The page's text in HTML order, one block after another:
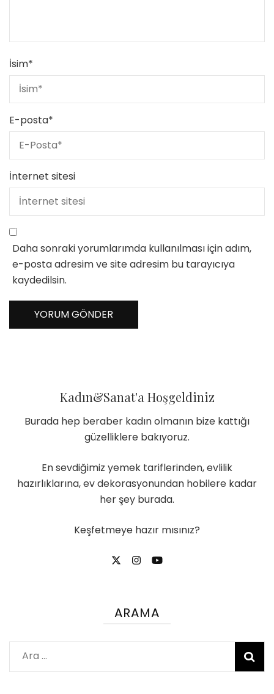
İsim*
E-posta*
İnternet sitesi
Daha sonraki yorumlarımda kullanılması için adım,
e-posta adresim ve site adresim bu tarayıcıya
kaydedilsin.
Kadın&Sanat'a Hoşgeldiniz
Burada hep beraber kadın olmanın bize kattığı
güzelliklere bakıyoruz.
En sevdiğimiz yemek tariflerinden, evlilik
hazırlıklarına, ev dekorasyonundan hobilere kadar
her şey burada.
Keşfetmeye hazır mısınız?
ARAMA
Arama: